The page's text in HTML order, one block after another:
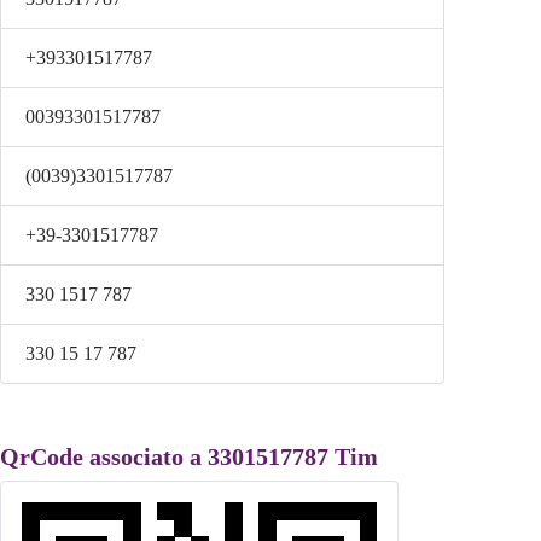
+393301517787
00393301517787
(0039)3301517787
+39-3301517787
330 1517 787
330 15 17 787
QrCode associato a 3301517787 Tim